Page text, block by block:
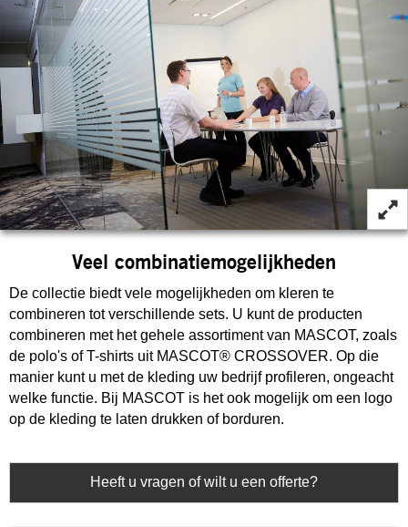
Veel combinatiemogelijkheden
De collectie biedt vele mogelijkheden om kleren te
combineren tot verschillende sets. U kunt de producten
combineren met het gehele assortiment van MASCOT, zoals
de polo's of T-shirts uit MASCOT® CROSSOVER. Op die
manier kunt u met de kleding uw bedrijf profileren, ongeacht
welke functie. Bij MASCOT is het ook mogelijk om een logo
op de kleding te laten drukken of borduren.
Heeft u vragen of wilt u een offerte?